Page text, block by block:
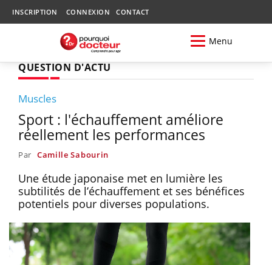
INSCRIPTION CONNEXION CONTACT
Menu
QUESTION D'ACTU
Muscles
Sport : l'échauffement améliore
réellement les performances
Par Camille Sabourin
Une étude japonaise met en lumière les
subtilités de l’échauffement et ses bénéfices
potentiels pour diverses populations.